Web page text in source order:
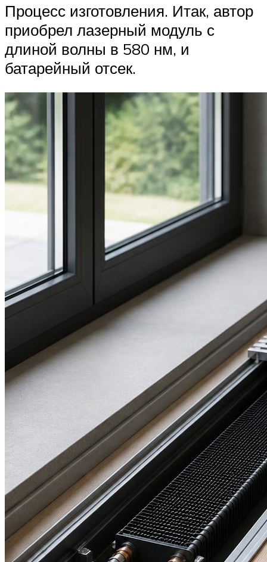
Процесс изготовления. Итак, автор
приобрел лазерный модуль с
длиной волны в 580 нм, и
батарейный отсек.